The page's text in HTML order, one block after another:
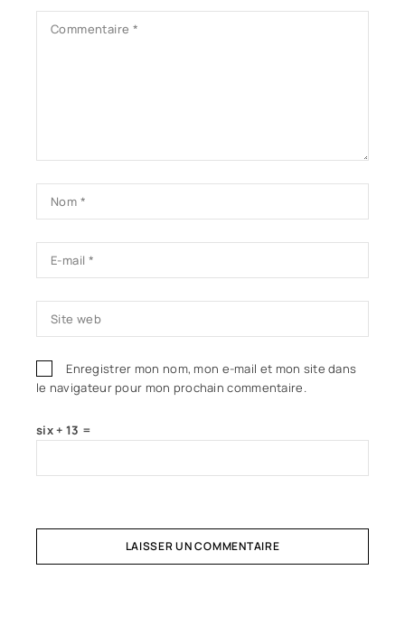
Enregistrer mon nom, mon e-mail et mon site dans
le navigateur pour mon prochain commentaire.
six + 13 =
LAISSER UN COMMENTAIRE